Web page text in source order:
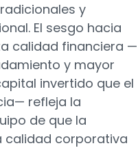
y
El sesgo hacia
calidad financiera —
y mayor
invertido que el
refleja la
de que la
calidad corporativa